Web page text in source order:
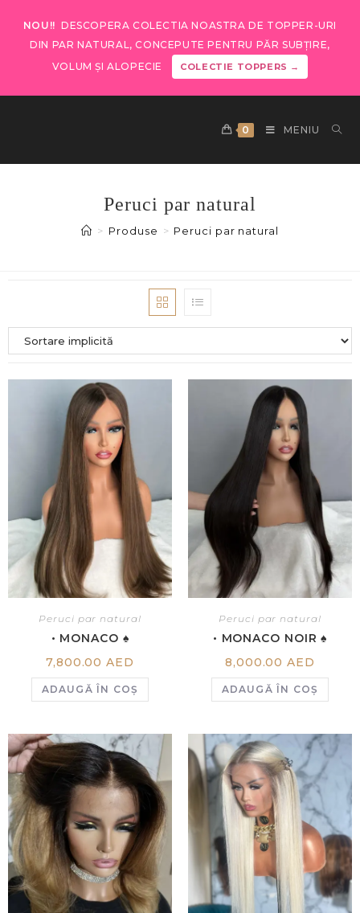
NOU!! DESCOPERA COLECTIA NOASTRA DE TOPPER-URI
DIN PAR NATURAL, CONCEPUTE PENTRU PĂR SUBȚIRE,
VOLUM ȘI ALOPECIE
COLECTIE TOPPERS →
0 MENIU
Peruci par natural
> Produse > Peruci par natural
Peruci par natural
• MONACO ♠
7,800.00AED
ADAUGĂ ÎN COȘ
Peruci par natural
• MONACO NOIR ♠
8,000.00AED
ADAUGĂ ÎN COȘ